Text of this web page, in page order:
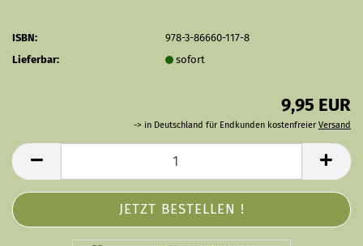
ISBN:
978-3-86660-117-8
Lieferbar:
sofort
9,95 EUR
-> in Deutschland für Endkunden kostenfreier Versand